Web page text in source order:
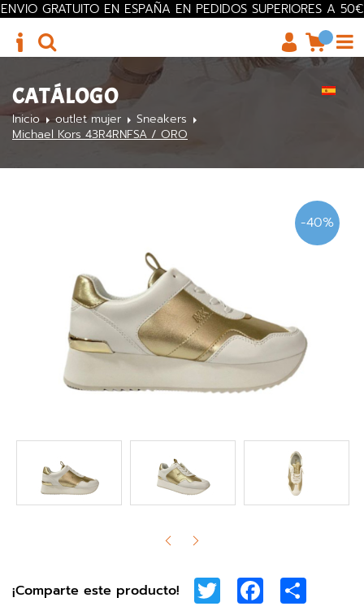
ENVIO GRATUITO EN ESPAÑA EN PEDIDOS SUPERIORES A 50€
CATÁLOGO
Inicio outlet mujer
Sneakers
Michael Kors 43R4RNFSA / ORO
-40%
¡Comparte este producto! Twitter Facebook